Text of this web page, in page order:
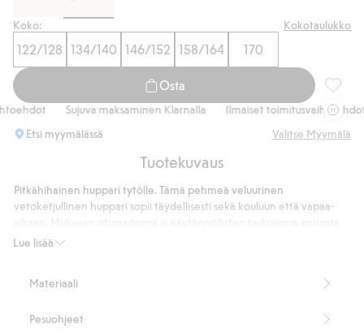
Koko: Kokotaulukko
122/128 134/140 146/152 158/164 170
Osta
Sujuva maksaminen Klarnalla
Ilmaiset toimitusvaihtoehdot
Etsi myymälässä
Valitse Myymälä
Tuotekuvaus
Lue lisää
Pitkähihainen huppari tytölle. Tämä pehmeä veluurinen
vetoketjullinen huppari sopii täydellisesti sekä kouluun että vapaa-
siitä tulee nopeasti suosikki. Siinä on miellyttävä puuvillavuori, joka
Vetoketju edessä
Tuotenumero:
Materiaali
Pesuohjeet